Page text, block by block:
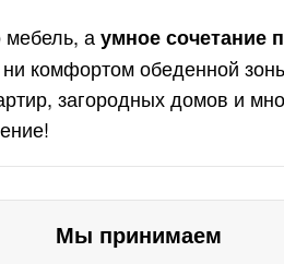
мебель, аумное сочетание
комфортом обеденной
загородных домов и
Мы принимаем